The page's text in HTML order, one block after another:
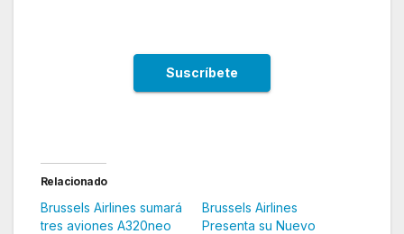
Relacionado
Brussels Airlines sumará
tres aviones A320neo
Brussels Airlines
Presenta su Nuevo